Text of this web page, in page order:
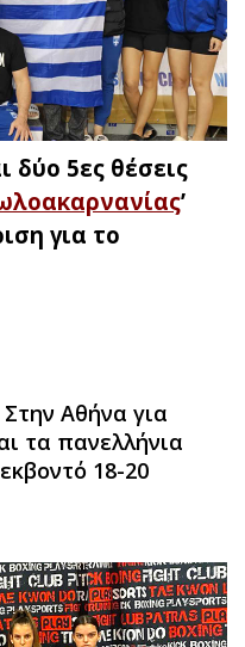
δύο 5ες θέσεις
’
για το
Στην Αθήνα για
τα πανελλήνια
18-20